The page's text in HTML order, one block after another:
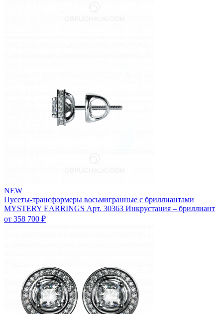
NEW
Пусеты-трансформеры восьмигранные с бриллиантами
MYSTERY EARRINGS Арт. 30363 Инкрустация – бриллиант
от 358 700 ₽